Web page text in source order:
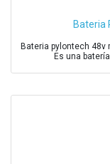
Bateria
Bateria pylontech
Es una